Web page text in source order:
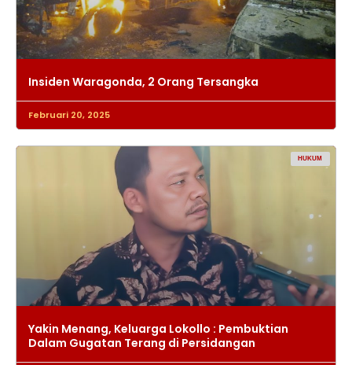
Insiden Waragonda, 2 Orang Tersangka
Februari 20, 2025
HUKUM
Yakin Menang, Keluarga Lokollo : Pembuktian
Dalam Gugatan Terang di Persidangan